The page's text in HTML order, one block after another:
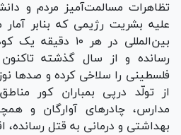
تظاهرات مسالمت‌آمیز مردم و
علیه بشریت رژیمی که بنابر
بین‌المللی در هر
فلسطینی را سلاخی کرده و صد‌ها
از تولّد درپی بمباران کور
مدارس، چادر‌های آوارگان و
بهداشتی و درمانی به قتل رسانده،